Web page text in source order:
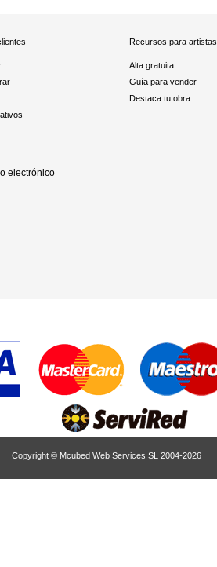
Recursos para artistas
Alta gratuita
Guía para vender
Destaca tu obra
electrónico
Copyright © Mcubed Web Services SL 2004-2026